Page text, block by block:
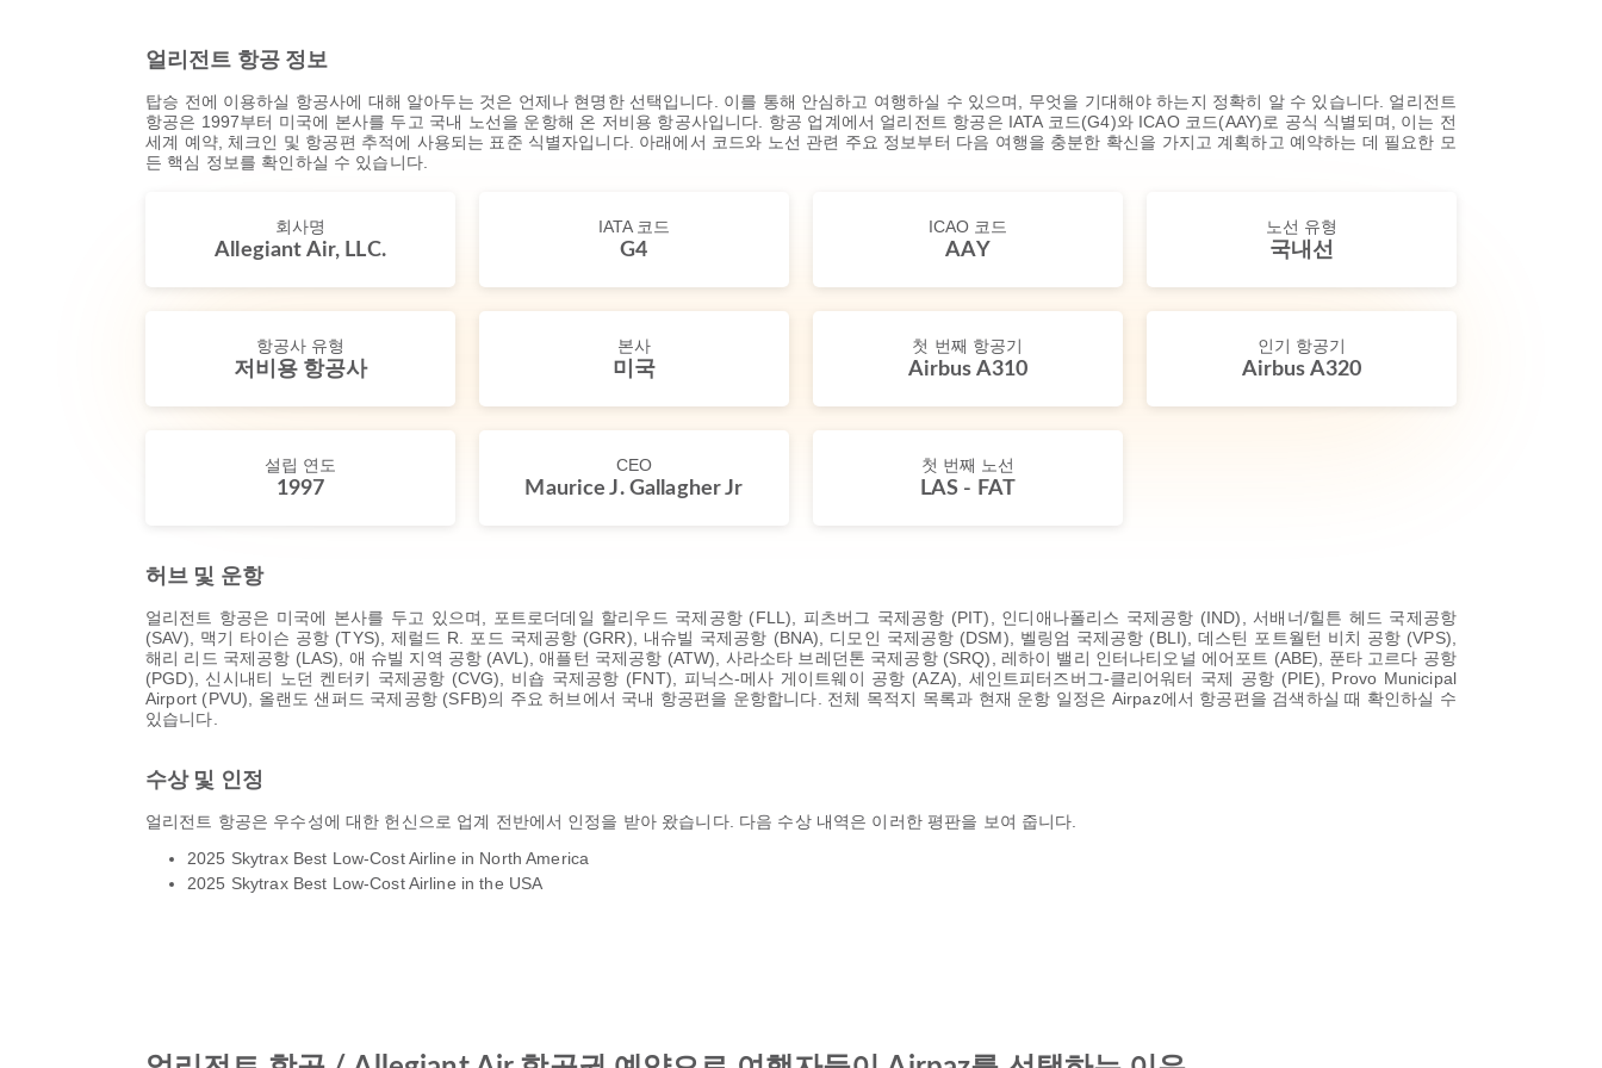
얼리전트 항공 정보
탑승 전에 이용하실 항공사에 대해 알아두는 것은 언제나 현명한 선택입니다. 이를 통해 안심하고 여행하실 수 있으며, 무엇을 기대해야 하는지 정확히 알 수 있습니다. 얼리전트
항공은 1997부터 미국에 본사를 두고 국내 노선을 운항해 온 저비용 항공사입니다. 항공 업계에서 얼리전트 항공은 IATA 코드(G4)와 ICAO 코드(AAY)로 공식 식별되며, 이는 전
세계 예약, 체크인 및 항공편 추적에 사용되는 표준 식별자입니다. 아래에서 코드와 노선 관련 주요 정보부터 다음 여행을 충분한 확신을 가지고 계획하고 예약하는 데 필요한 모
든 핵심 정보를 확인하실 수 있습니다.
회사명
Allegiant Air, LLC.
IATA 코드
G4
ICAO 코드
AAY
노선 유형
국내선
항공사 유형
저비용 항공사
본사
미국
첫 번째 항공기
Airbus A310
인기 항공기
Airbus A320
설립 연도
1997
CEO
Maurice J. Gallagher Jr
첫 번째 노선
LAS - FAT
허브 및 운항
얼리전트 항공은 미국에 본사를 두고 있으며, 포트로더데일 할리우드 국제공항 (FLL), 피츠버그 국제공항 (PIT), 인디애나폴리스 국제공항 (IND), 서배너/힐튼 헤드 국제공항
(SAV), 맥기 타이슨 공항 (TYS), 제럴드 R. 포드 국제공항 (GRR), 내슈빌 국제공항 (BNA), 디모인 국제공항 (DSM), 벨링엄 국제공항 (BLI), 데스틴 포트월턴 비치 공항 (VPS),
해리 리드 국제공항 (LAS), 애 슈빌 지역 공항 (AVL), 애플턴 국제공항 (ATW), 사라소타 브레던톤 국제공항 (SRQ), 레하이 밸리 인터나티오널 에어포트 (ABE), 푼타 고르다 공항
(PGD), 신시내티 노던 켄터키 국제공항 (CVG), 비숍 국제공항 (FNT), 피닉스-메사 게이트웨이 공항 (AZA), 세인트피터즈버그-클리어워터 국제 공항 (PIE), Provo Municipal
Airport (PVU), 올랜도 샌퍼드 국제공항 (SFB)의 주요 허브에서 국내 항공편을 운항합니다. 전체 목적지 목록과 현재 운항 일정은 Airpaz에서 항공편을 검색하실 때 확인하실 수
있습니다.
수상 및 인정
얼리전트 항공은 우수성에 대한 헌신으로 업계 전반에서 인정을 받아 왔습니다. 다음 수상 내역은 이러한 평판을 보여 줍니다.
2025 Skytrax Best Low-Cost Airline in North America
2025 Skytrax Best Low-Cost Airline in the USA